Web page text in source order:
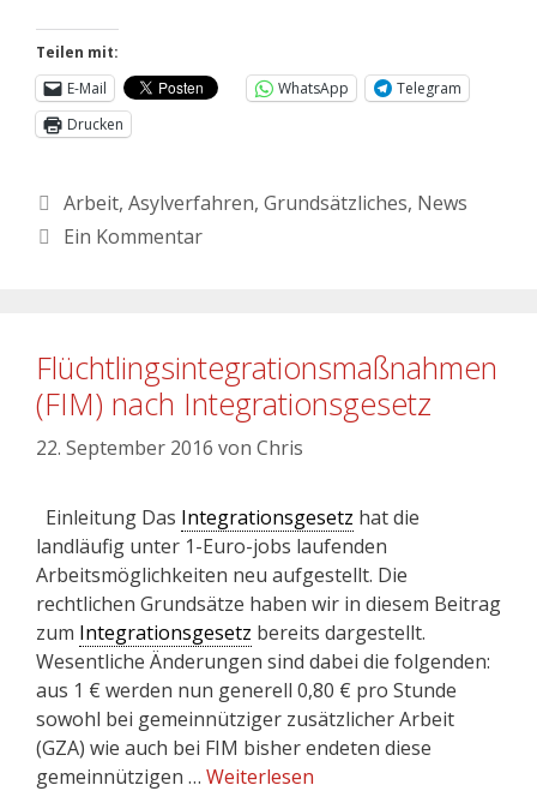
Teilen mit:
E-Mail
WhatsApp
Telegram
Drucken
Arbeit, Asylverfahren, Grundsätzliches, News
Ein Kommentar
Flüchtlingsintegrationsmaßnahmen
(FIM) nach Integrationsgesetz
22. September 2016 von Chris
Einleitung Das Integrationsgesetz hat die
landläufig unter 1-Euro-jobs laufenden
Arbeitsmöglichkeiten neu aufgestellt. Die
rechtlichen Grundsätze haben wir in diesem Beitrag
zum Integrationsgesetz bereits dargestellt.
Wesentliche Änderungen sind dabei die folgenden:
aus 1 € werden nun generell 0,80 € pro Stunde
sowohl bei gemeinnütziger zusätzlicher Arbeit
(GZA) wie auch bei FIM bisher endeten diese
gemeinnützigen … Weiterlesen